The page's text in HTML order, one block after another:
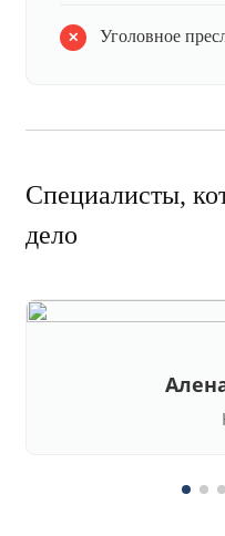
Уголовное
Специалисты,
дело